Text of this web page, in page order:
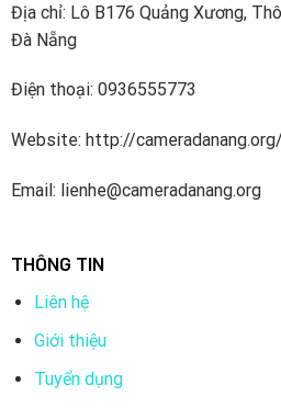
Địa chỉ: Lô B176 Quảng Xương,
Đà Nẵng
Điện thoại: 0936555773
Website: http://cameradanang.org/
Email: lienhe@cameradanang.org
THÔNG TIN
Liên hệ
Giới thiệu
Tuyển dụng